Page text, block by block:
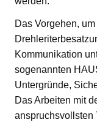
Das Vorgehen,
Kommunikation
sogenannten
Untergründe,
Das Arbeiten mit
anspruchsvollsten